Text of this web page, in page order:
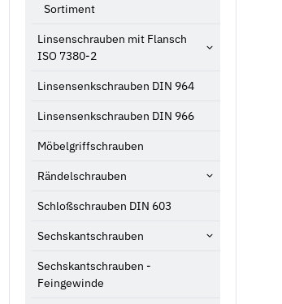
Sortiment
Linsenschrauben mit Flansch
ISO 7380-2
Linsensenkschrauben DIN 964
Linsensenkschrauben DIN 966
Möbelgriffschrauben
Rändelschrauben
Schloßschrauben DIN 603
Sechskantschrauben
Sechskantschrauben -
Feingewinde